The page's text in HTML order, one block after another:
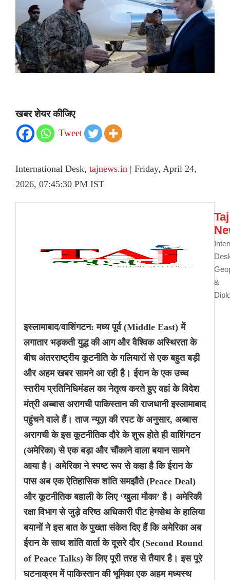
खबर शेयर कीजिए
Tweet
International Desk, tajnews.in | Friday, April 24,
2026, 07:45:30 PM IST
Taj
&
इस्लामाबाद/वाशिंगटन: मध्य पूर्व (Middle East) में
लगातार भड़कती युद्ध की आग और वैश्विक अस्थिरता के
बीच अंतरराष्ट्रीय कूटनीति के गलियारों से एक बहुत बड़ी
और अहम खबर सामने आ रही है। ईरान के एक उच्च
स्तरीय प्रतिनिधिमंडल का नेतृत्व करते हुए वहां के विदेश
मंत्री अब्बास अरागचीपाकिस्तान की राजधानी इस्लामाबाद
पहुंचने वाले हैं। ताज न्यूज़ की रपट के अनुसार, अब्बास
अरागचीके इस कूटनीतिक दौरे के शुरू होते ही वाशिंगटन
(अमेरिका) से एक बड़ा और चौंकाने वाला बयान सामने
आया है। अमेरिका ने स्पष्ट रूप से कहा है कि ईरान के
पास अब एक ऐतिहासिक शांति समझौते (Peace Deal)
और कूटनीतिक बहाली के लिए ‘खुला मौका’ है। अमेरिकी
रक्षा विभाग से जुड़े वरिष्ठ अधिकारीपीट हेगसेथके हालिया
बयानों ने इस बात के पुख्ता संकेत दिए हैं कि अमेरिका अब
ईरान के साथ शांति वार्ता के दूसरे दौर (Second Round
of Peace Talks) के लिए पूरी तरह से तैयार है। इस पूरे
घटनाक्रम में पाकिस्तान की भूमिका एक अहम मध्यस्थ